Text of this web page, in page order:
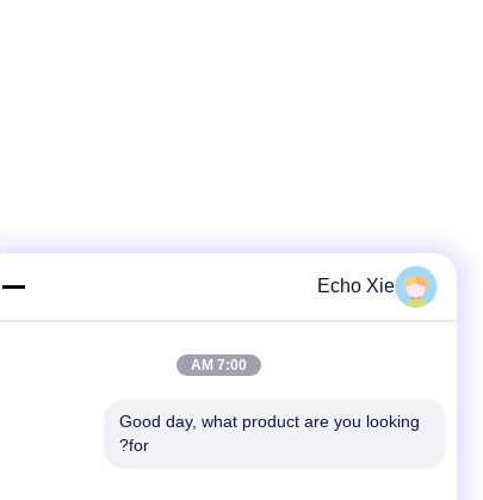
Echo Xie
7:00 AM
Good day, what product are you looking
for?